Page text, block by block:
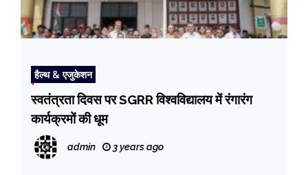
हैल्थ & एजुकेशन
स्वतंत्रता दिवस पर SGRR विश्वविद्यालय में रंगारंग
कार्यक्रमों की धूम
admin 3 years ago